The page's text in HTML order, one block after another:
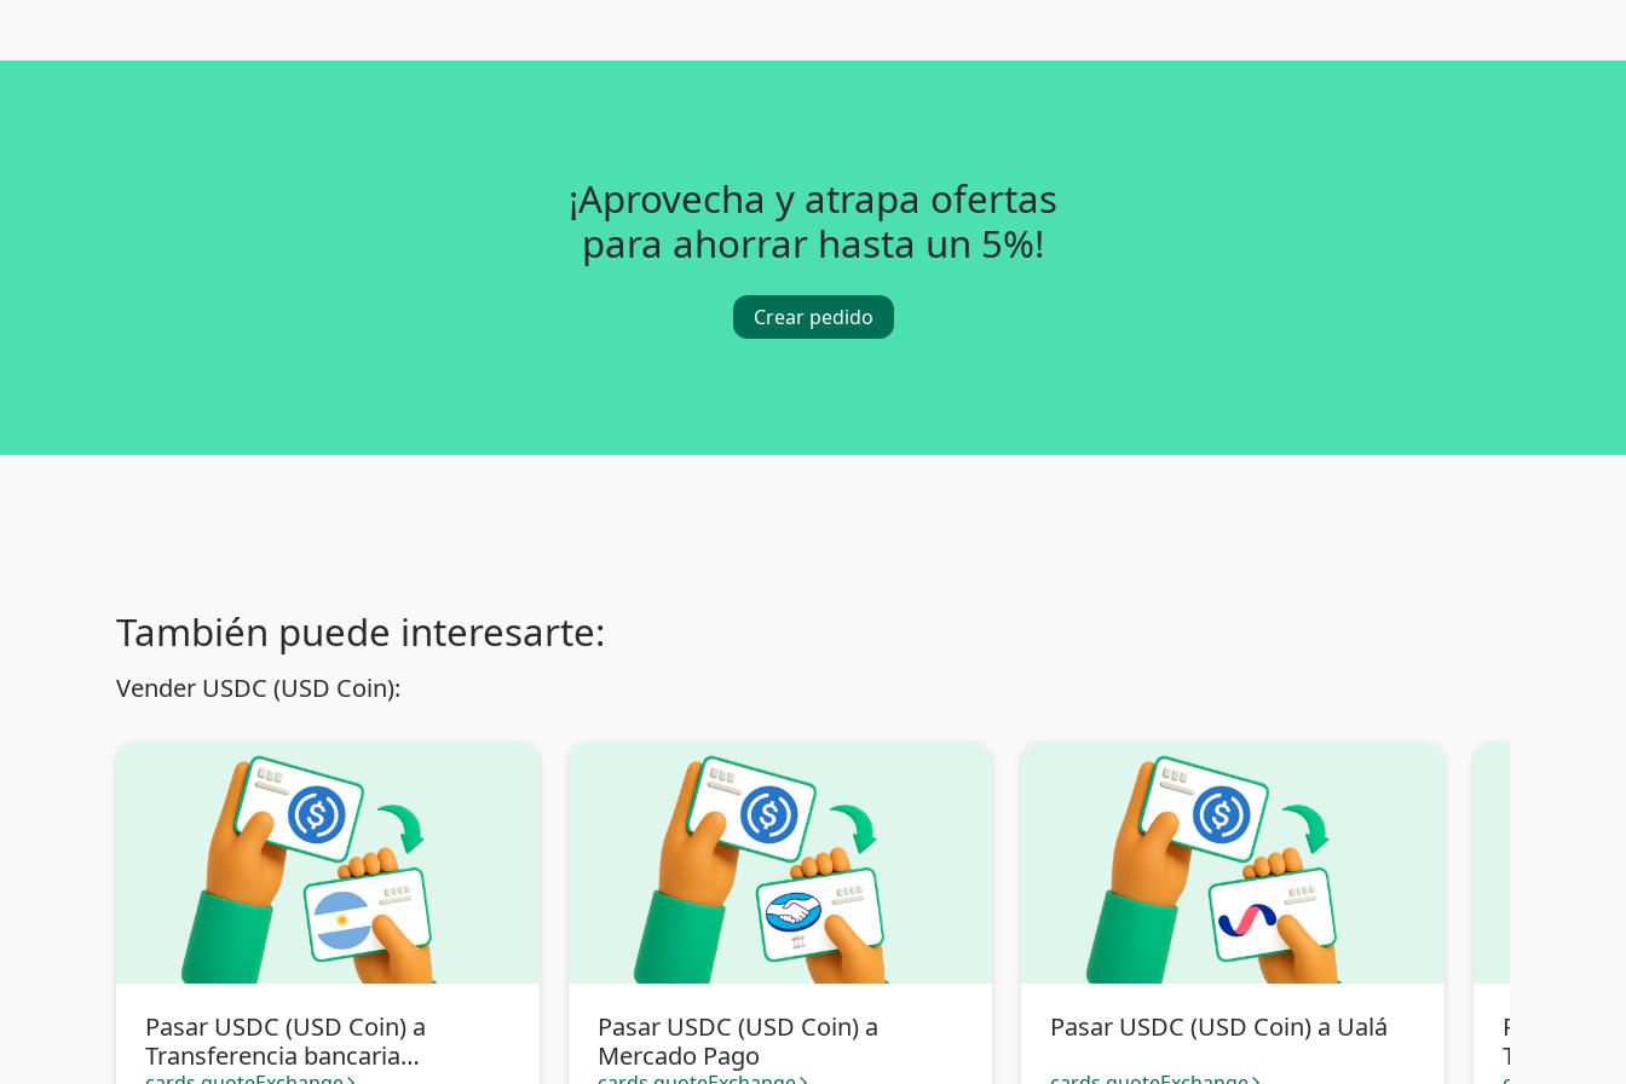
¡Aprovecha y atrapa ofertas
para ahorrar hasta un 5%!
Crear pedido
También puede interesarte:
Vender USDC (USD Coin):
Pasar USDC (USD Coin) a
Transferencia bancaria
Pasar USDC (USD Coin) a
Mercado Pago
Pasar USDC (USD Coin) a Ualá
Pasar